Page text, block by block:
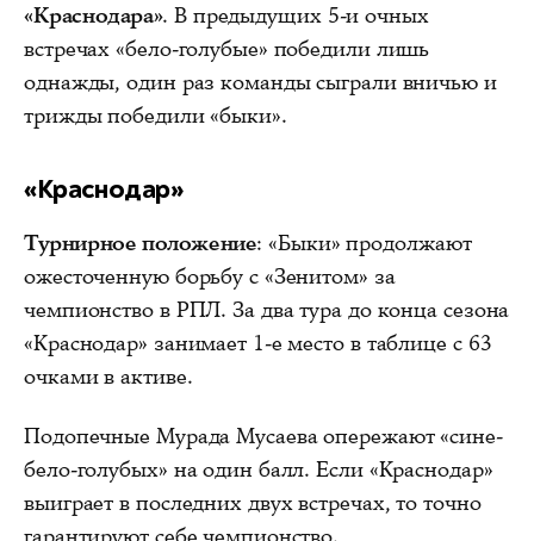
«Краснодара». В предыдущих 5-и очных
встречах «бело-голубые» победили лишь
однажды, один раз команды сыграли вничью и
трижды победили «быки».
«Краснодар»
Турнирное положение: «Быки» продолжают
ожесточенную борьбу с «Зенитом» за
чемпионство в РПЛ. За два тура до конца сезона
«Краснодар» занимает 1-е место в таблице с 63
очками в активе.
Подопечные Мурада Мусаева опережают «сине-
бело-голубых» на один балл. Если «Краснодар»
выиграет в последних двух встречах, то точно